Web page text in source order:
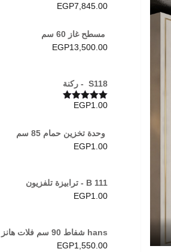
تم التقييمEGP7,845.00
مسطح غاز 60 سم
EGP13,500.00
S118 - ركنة
تم التقييم
EGP1.00
وحدة تخزين حمام 85 سم
EGP1.00
B 111 - ترابيزة تلفزيون
EGP1.00
hans شفاط 90 سم فلات هانز
EGP1,550.00